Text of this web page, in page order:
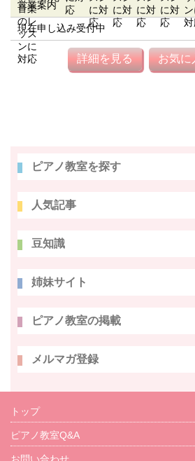
営業案内
現在申し込み受付中
詳細を見る お気に
ピアノ教室を探す
人気記事
豆知識
姉妹サイト
ピアノ教室の掲載
メルマガ登録
トップ
ピアノ教室Q&A